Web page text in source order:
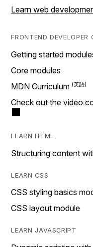
Learn web
FRONTEND DEVELOPER
Getting started
Core modules
MDN Curriculum
Check out the video
LEARN HTML
Structuring content
LEARN CSS
CSS styling basics
CSS layout module
LEARN JAVASCRIPT